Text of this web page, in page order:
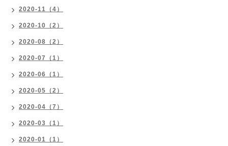
2020-11（4）
2020-10（2）
2020-08（2）
2020-07（1）
2020-06（1）
2020-05（2）
2020-04（7）
2020-03（1）
2020-01（1）